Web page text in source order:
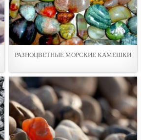
РАЗНОЦВЕТНЫЕ МОРСКИЕ КАМЕШКИ